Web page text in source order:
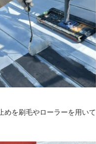
めを刷毛やローラーを用いて